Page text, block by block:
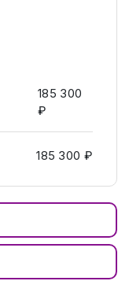
185 300
₽
185 300 ₽